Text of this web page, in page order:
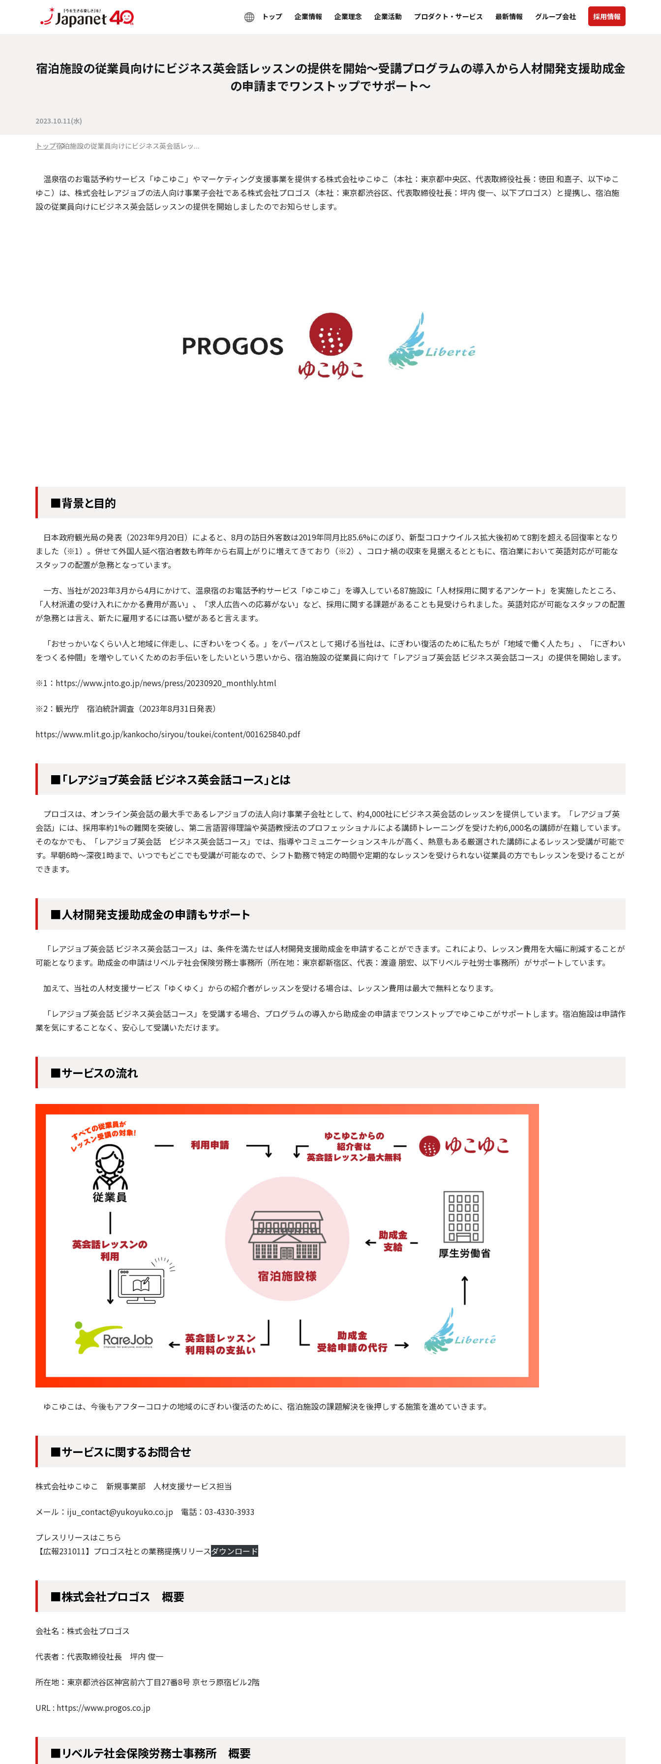
トップ 企業情報 企業理念 企業活動 プロダクト・サービス 最新情報 グループ会社 採用情報
宿泊施設の従業員向けにビジネス英会話レッスンの提供を開始～受講プログラムの導入から人材開発支援助成金
の申請までワンストップでサポート〜
2023.10.11(水)
トップ宿泊施設の従業員向けにビジネス英会話レッ...
温泉宿のお電話予約サービス「ゆこゆこ」やマーケティング支援事業を提供する株式会社ゆこゆこ（本社：東京都中央区、代表取締役社長：徳田 和嘉子、以下ゆこ
ゆこ）は、株式会社レアジョブの法人向け事業子会社である株式会社プロゴス（本社：東京都渋谷区、代表取締役社長：坪内 俊一、以下プロゴス）と提携し、宿泊施
設の従業員向けにビジネス英会話レッスンの提供を開始しましたのでお知らせします。
■背景と目的
日本政府観光局の発表（2023年9月20日）によると、8月の訪日外客数は2019年同月比85.6%にのぼり、新型コロナウイルス拡大後初めて8割を超える回復率となり
ました（※1）。併せて外国人延べ宿泊者数も昨年から右肩上がりに増えてきており（※2）、コロナ禍の収束を見据えるとともに、宿泊業において英語対応が可能な
スタッフの配置が急務となっています。
一方、当社が2023年3月から4月にかけて、温泉宿のお電話予約サービス「ゆこゆこ」を導入している87施設に「人材採用に関するアンケート」を実施したところ、
「人材派遣の受け入れにかかる費用が高い」、「求人広告への応募がない」など、採用に関する課題があることも見受けられました。英語対応が可能なスタッフの配置
が急務とは言え、新たに雇用するには高い壁があると言えます。
「おせっかいなくらい人と地域に伴走し、にぎわいをつくる。」をパーパスとして掲げる当社は、にぎわい復活のために私たちが「地域で働く人たち」、「にぎわい
をつくる仲間」を増やしていくためのお手伝いをしたいという思いから、宿泊施設の従業員に向けて「レアジョブ英会話 ビジネス英会話コース」の提供を開始します。
※1：https://www.jnto.go.jp/news/press/20230920_monthly.html
※2：観光庁 宿泊統計調査（2023年8月31日発表）
https://www.mlit.go.jp/kankocho/siryou/toukei/content/001625840.pdf
■「レアジョブ英会話 ビジネス英会話コース」とは
プロゴスは、オンライン英会話の最大手であるレアジョブの法人向け事業子会社として、約4,000社にビジネス英会話のレッスンを提供しています。「レアジョブ英
会話」には、採用率約1%の難関を突破し、第二言語習得理論や英語教授法のプロフェッショナルによる講師トレーニングを受けた約6,000名の講師が在籍しています。
そのなかでも、「レアジョブ英会話 ビジネス英会話コース」では、指導やコミュニケーションスキルが高く、熱意もある厳選された講師によるレッスン受講が可能で
す。早朝6時～深夜1時まで、いつでもどこでも受講が可能なので、シフト勤務で特定の時間や定期的なレッスンを受けられない従業員の方でもレッスンを受けることが
できます。
■人材開発支援助成金の申請もサポート
「レアジョブ英会話 ビジネス英会話コース」は、条件を満たせば人材開発支援助成金を申請することができます。これにより、レッスン費用を大幅に削減することが
可能となります。助成金の申請はリベルテ社会保険労務士事務所（所在地：東京都新宿区、代表：渡邉 朋宏、以下リベルテ社労士事務所）がサポートしています。
加えて、当社の人材支援サービス「ゆくゆく」からの紹介者がレッスンを受ける場合は、レッスン費用は最大で無料となります。
「レアジョブ英会話 ビジネス英会話コース」を受講する場合、プログラムの導入から助成金の申請までワンストップでゆこゆこがサポートします。宿泊施設は申請作
業を気にすることなく、安心して受講いただけます。
■サービスの流れ
ゆこゆこは、今後もアフターコロナの地域のにぎわい復活のために、宿泊施設の課題解決を後押しする施策を進めていきます。
■サービスに関するお問合せ
株式会社ゆこゆこ 新規事業部 人材支援サービス担当
メール：iju_contact@yukoyuko.co.jp 電話：03-4330-3933
プレスリリースはこちら
【広報231011】プロゴス社との業務提携リリースダウンロード
■株式会社プロゴス 概要
会社名：株式会社プロゴス
代表者：代表取締役社長 坪内 俊一
所在地：東京都渋谷区神宮前六丁目27番8号 京セラ原宿ビル2階
URL : https://www.progos.co.jp
■リベルテ社会保険労務士事務所 概要